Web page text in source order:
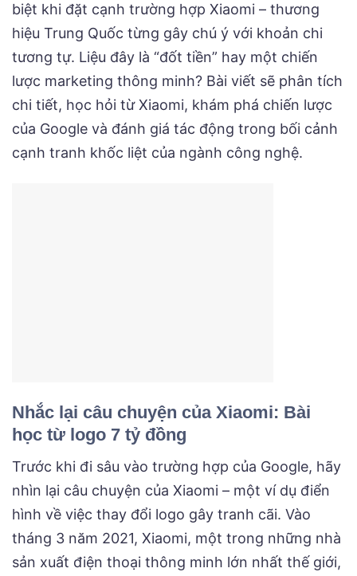
biệt khi đặt cạnh trường hợp Xiaomi – thương
hiệu Trung Quốc từng gây chú ý với khoản chi
tương tự. Liệu đây là “đốt tiền” hay một chiến
lược marketing thông minh? Bài viết sẽ phân tích
chi tiết, học hỏi từ Xiaomi, khám phá chiến lược
của Google và đánh giá tác động trong bối cảnh
cạnh tranh khốc liệt của ngành công nghệ.
Nhắc lại câu chuyện của Xiaomi: Bài
học từ logo 7 tỷ đồng
Trước khi đi sâu vào trường hợp của Google, hãy
nhìn lại câu chuyện của Xiaomi – một ví dụ điển
hình về việc thay đổi logo gây tranh cãi. Vào
tháng 3 năm 2021, Xiaomi, một trong những nhà
sản xuất điện thoại thông minh lớn nhất thế giới,